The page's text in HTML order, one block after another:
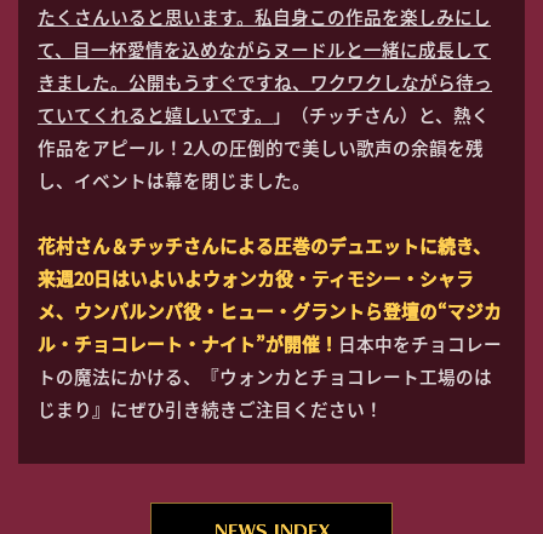
たくさんいると思います。私自身この作品を楽しみにし
て、目一杯愛情を込めながらヌードルと一緒に成長して
きました。公開もうすぐですね、ワクワクしながら待っ
ていてくれると嬉しいです。
」（チッチさん）と、熱く
作品をアピール！2人の圧倒的で美しい歌声の余韻を残
し、イベントは幕を閉じました。
花村さん＆チッチさんによる圧巻のデュエットに続き、
来週20日はいよいよウォンカ役・ティモシー・シャラ
メ、ウンパルンパ役・ヒュー・グラントら登壇の“マジカ
ル・チョコレート・ナイト”が開催！ 日本中をチョコレー
トの魔法にかける、『ウォンカとチョコレート工場のは
じまり』にぜひ引き続きご注目ください！